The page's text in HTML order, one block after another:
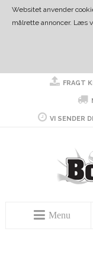
Websitet anvender
målrette annoncer. Læs
FRAGT
VI SENDER
Menu